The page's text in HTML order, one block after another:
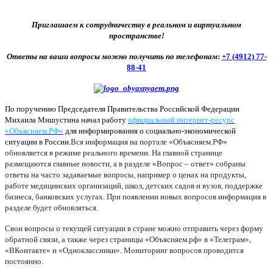
Приглашаем к сотрудничеству в реальном и виртуальном
пространстве!
Ответы на ваши вопросы можно получить по телефонам: +7 (4912) 77-
88-41
По поручению Председателя Правительства Российской Федерации
Михаила Мишустина начал работу официальный интернет-ресурс
«Объясняем.РФ» для информирования о социально-экономической
ситуации в России. Вся информация на портале «Объясняем.РФ»
обновляется в режиме реального времени. На главной странице
размещаются главные новости, а в разделе «Вопрос – ответ» собраны
ответы на часто задаваемые вопросы, например о ценах на продукты,
работе медицинских организаций, школ, детских садов и вузов, поддержке
бизнеса, банковских услугах. При появлении новых вопросов информация в
разделе будет обновляться.
Свои вопросы о текущей ситуации в стране можно отправить через форму
обратной связи, а также через страницы «Объясняем.рф» в «Телеграм»,
«ВКонтакте» и «Одноклассники». Мониторинг вопросов проводится
постоянно.